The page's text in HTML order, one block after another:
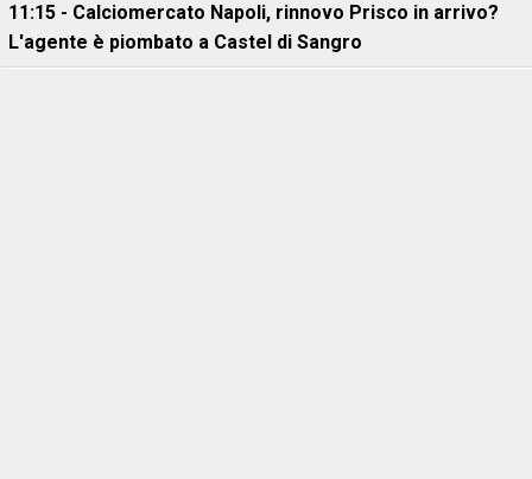
11:15 - Calciomercato Napoli, rinnovo Prisco in arrivo?
L'agente è piombato a Castel di Sangro